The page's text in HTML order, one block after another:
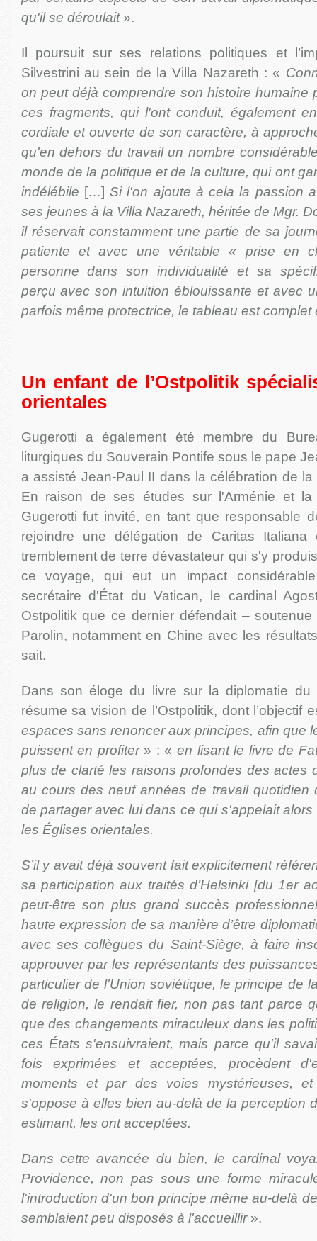
qu'il se déroulait ».
Il poursuit sur ses relations politiques et
Silvestrini au sein de la Villa Nazareth : «
on peut déjà comprendre son histoire humaine
ces fragments, qui l'ont conduit, également
cordiale et ouverte de son caractère, à
qu'en dehors du travail un nombre
monde de la politique et de la culture, qui ont
indélébile […] Si l'on ajoute à cela la passion
ses jeunes à la Villa Nazareth, héritée de Mgr.
il réservait constamment une partie de sa
patiente et avec une véritable « prise en
personne dans son individualité et sa
perçu avec son intuition éblouissante et avec
parfois même protectrice, le tableau est complet
Un enfant de l’Ostpolitik
orientales
Gugerotti a également été membre du
liturgiques du Souverain Pontife sous le pape
a assisté Jean-Paul II dans la célébration de
En raison de ses études sur l'Arménie et la
Gugerotti fut invité, en tant que responsable
rejoindre une délégation de Caritas
tremblement de terre dévastateur qui s'y
ce voyage, qui eut un impact
secrétaire d'État du Vatican, le cardinal
Ostpolitik que ce dernier défendait –
Parolin, notamment en Chine avec les
sait.
Dans son éloge du livre sur la diplomatie du
résume sa vision de l’Ostpolitik, dont l’objectif
espaces sans renoncer aux principes, afin que
puissent en profiter » : « en lisant le livre de
plus de clarté les raisons profondes des actes
au cours des neuf années de travail quotidien
de partager avec lui dans ce qui s'appelait
les Églises orientales.
S’il y avait déjà souvent fait explicitement
sa participation aux traités d’Helsinki [du 1er
peut-être son plus grand succès
haute expression de sa manière d’être
avec ses collègues du Saint-Siège, à faire
approuver par les représentants des
particulier de l'Union soviétique, le principe de
de religion, le rendait fier, non pas tant parce
que des changements miraculeux dans les
ces États s'ensuivraient, mais parce qu'il
fois exprimées et acceptées, procèdent
moments et par des voies mystérieuses,
s'oppose à elles bien au-delà de la perception
estimant, les ont acceptées.
Dans cette avancée du bien, le cardinal
Providence, non pas sous une forme
l'introduction d'un bon principe même au-delà
semblaient peu disposés à l'accueillir ».